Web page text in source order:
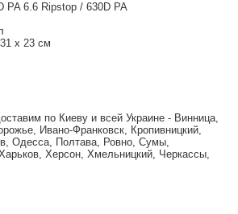
PA 6.6 Ripstop / 630D PA
x 23 см
по Киеву и всей Украине - Винница,
Ивано-Франковск, Кропивницкий,
Одесса, Полтава, Ровно, Сумы,
Херсон, Хмельницкий, Черкассы,